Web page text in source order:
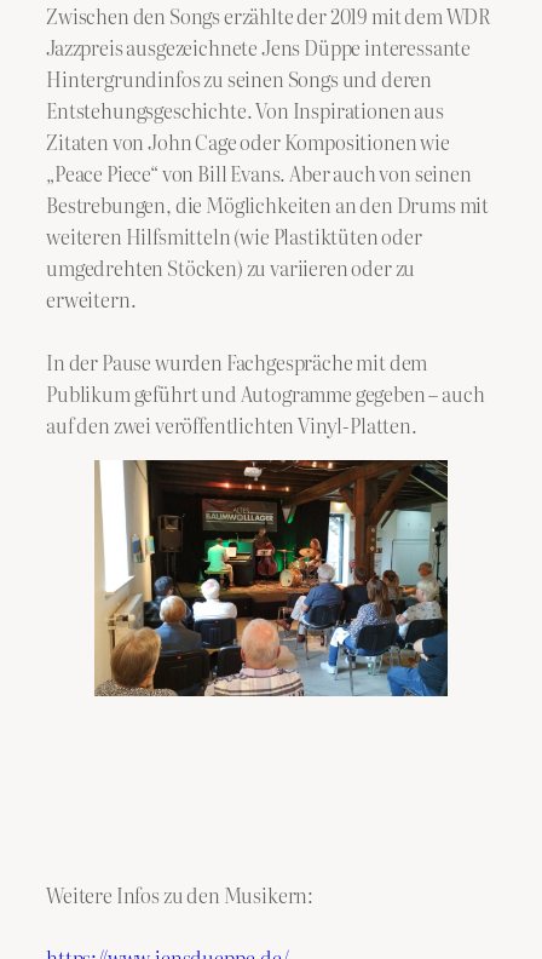
Zwischen den Songs erzählte der 2019 mit dem WDR
Jazzpreis ausgezeichnete Jens Düppe interessante
Hintergrundinfos zu seinen Songs und deren
Entstehungsgeschichte. Von Inspirationen aus
Zitaten von John Cage oder Kompositionen wie
„Peace Piece“ von Bill Evans. Aber auch von seinen
Bestrebungen, die Möglichkeiten an den Drums mit
weiteren Hilfsmitteln (wie Plastiktüten oder
umgedrehten Stöcken) zu variieren oder zu
erweitern.
In der Pause wurden Fachgespräche mit dem
Publikum geführt und Autogramme gegeben – auch
auf den zwei veröffentlichten Vinyl-Platten.
Weitere Infos zu den Musikern: